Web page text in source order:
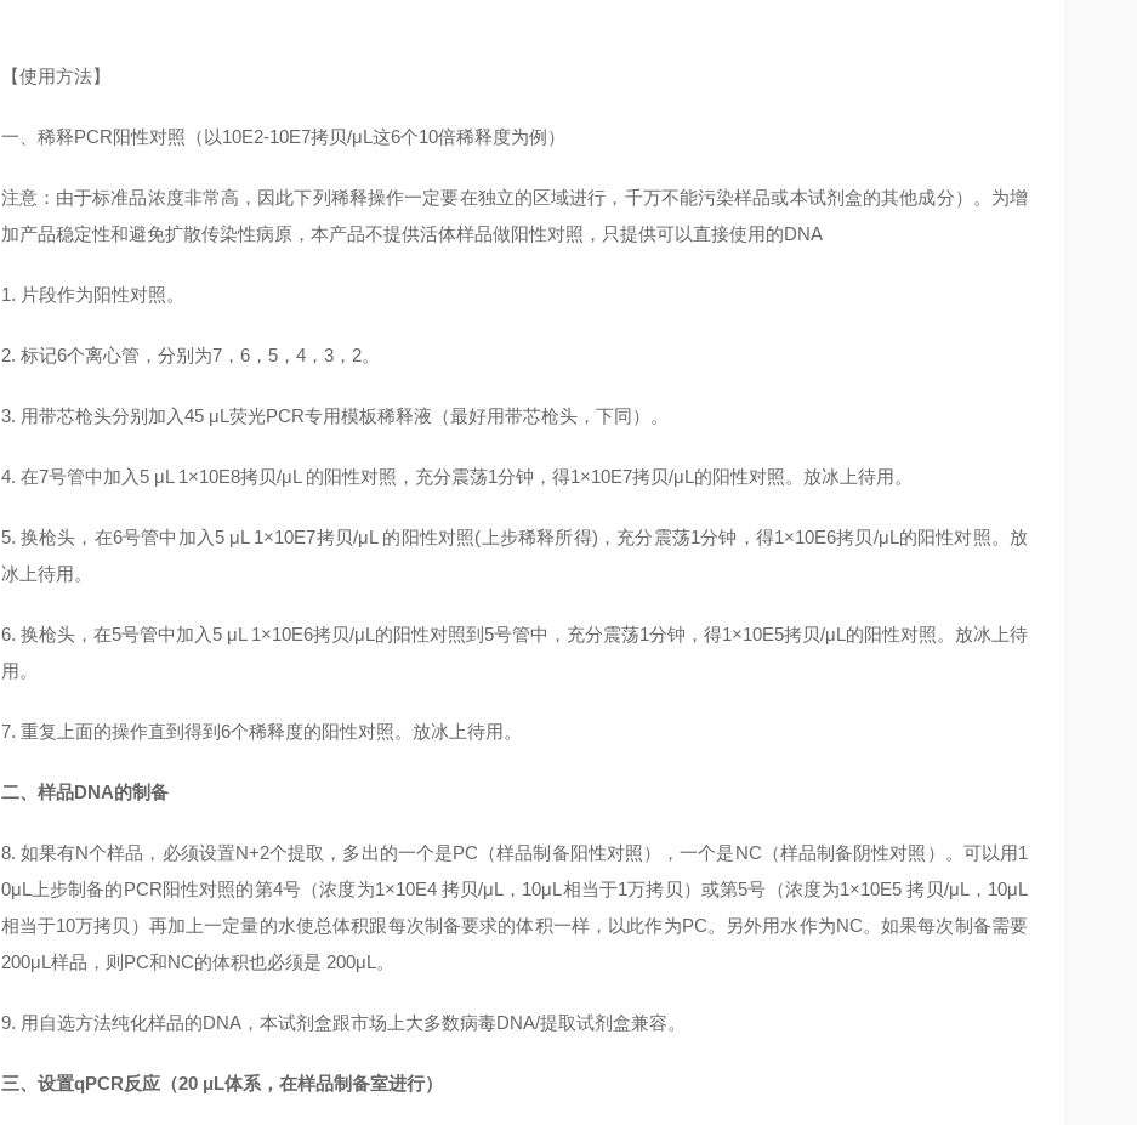
【使用方法】
一、稀释PCR阳性对照（以10E2-10E7拷贝/μL这6个10倍稀释度为例）
注意：由于标准品浓度非常高，因此下列稀释操作一定要在独立的区域进行，千万不能污染样品或本试剂盒的其他成分）。为增
加产品稳定性和避免扩散传染性病原，本产品不提供活体样品做阳性对照，只提供可以直接使用的DNA
1. 片段作为阳性对照。
2. 标记6个离心管，分别为7，6，5，4，3，2。
3. 用带芯枪头分别加入45 μL荧光PCR专用模板稀释液（最好用带芯枪头，下同）。
4. 在7号管中加入5 μL 1×10E8拷贝/μL 的阳性对照，充分震荡1分钟，得1×10E7拷贝/μL的阳性对照。放冰上待用。
5. 换枪头，在6号管中加入5 μL 1×10E7拷贝/μL 的阳性对照(上步稀释所得)，充分震荡1分钟，得1×10E6拷贝/μL的阳性对照。放
冰上待用。
6. 换枪头，在5号管中加入5 μL 1×10E6拷贝/μL的阳性对照到5号管中，充分震荡1分钟，得1×10E5拷贝/μL的阳性对照。放冰上待
用。
7. 重复上面的操作直到得到6个稀释度的阳性对照。放冰上待用。
二、样品DNA的制备
8. 如果有N个样品，必须设置N+2个提取，多出的一个是PC（样品制备阳性对照），一个是NC（样品制备阴性对照）。可以用1
0μL上步制备的PCR阳性对照的第4号（浓度为1×10E4 拷贝/μL，10μL相当于1万拷贝）或第5号（浓度为1×10E5 拷贝/μL，10μL
相当于10万拷贝）再加上一定量的水使总体积跟每次制备要求的体积一样，以此作为PC。另外用水作为NC。如果每次制备需要
200μL样品，则PC和NC的体积也必须是 200μL 。
9. 用自选方法纯化样品的DNA，本试剂盒跟市场上大多数病毒DNA/提取试剂盒兼容。
三、设置qPCR反应（20 μL体系，在样品制备室进行）